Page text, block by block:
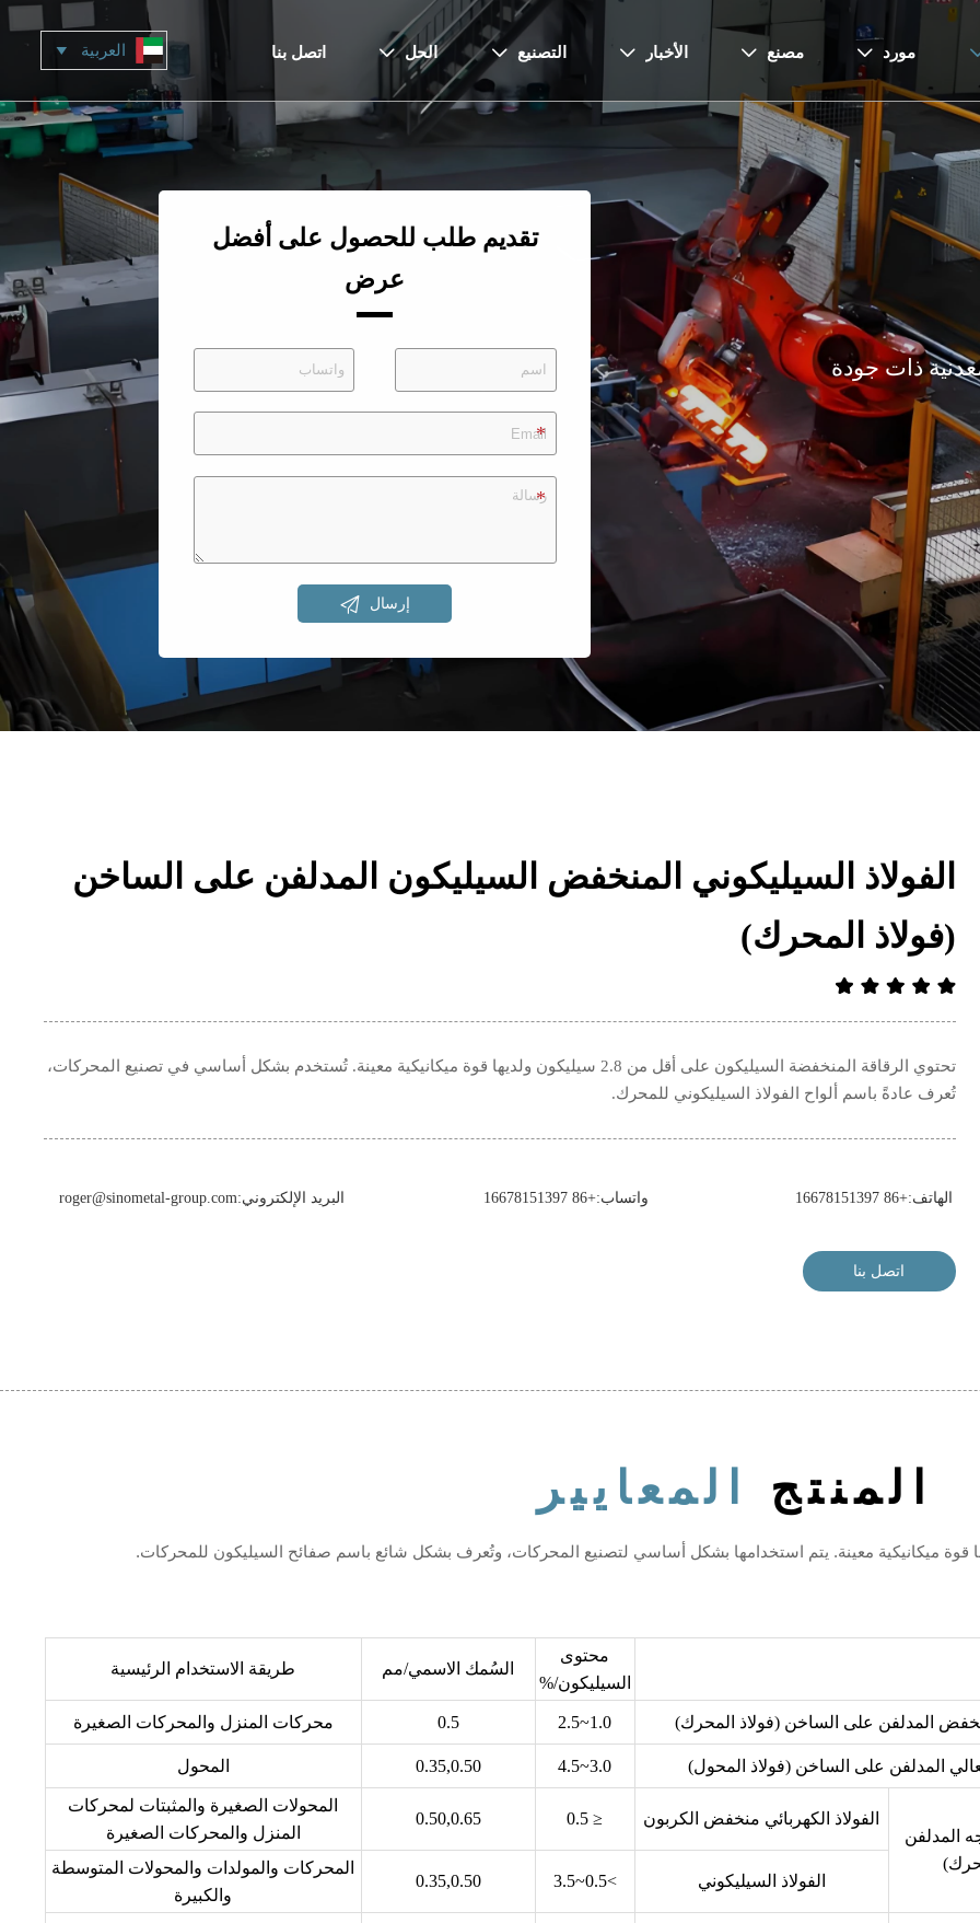
مورد  مصنع  الأخبار  التصنيع  الحل  اتصل بنا العربية 
ذات جودة
تقديم طلب للحصول على أفضل
عرض
إرسال 
الفولاذ السيليكوني المنخفض السيليكون المدلفن على الساخن
(فولاذ المحرك)
تحتوي الرقاقة المنخفضة السيليكون على أقل من 2.8 سيليكون ولديها قوة ميكانيكية معينة. تُستخدم بشكل أساسي في تصنيع المحركات،
تُعرف عادةً باسم ألواح الفولاذ السيليكوني للمحرك.
الهاتف:+86 16678151397 واتساب:+86 16678151397 البريد الإلكتروني:roger@sinometal-group.com
اتصل بنا
المنتج المعايير
محتوى
السيليكون/%
السُمك الاسمي/مم طريقة الاستخدام الرئيسية
المدلفن على الساخن (فولاذ المحرك) 1.0~2.5
0.5 محركات المنزل والمحركات الصغيرة
المدلفن على الساخن (فولاذ المحول) 3.0~4.5
0.35,0.50 المحول
المدلفن
الفولاذ الكهربائي منخفض الكربون ≤ 0.5
0.50,0.65
المحولات الصغيرة والمثبتات لمحركات
المنزل والمحركات الصغيرة
الفولاذ السيليكوني >0.5~3.5
0.35,0.50
المحركات والمولدات والمحولات المتوسطة
والكبيرة